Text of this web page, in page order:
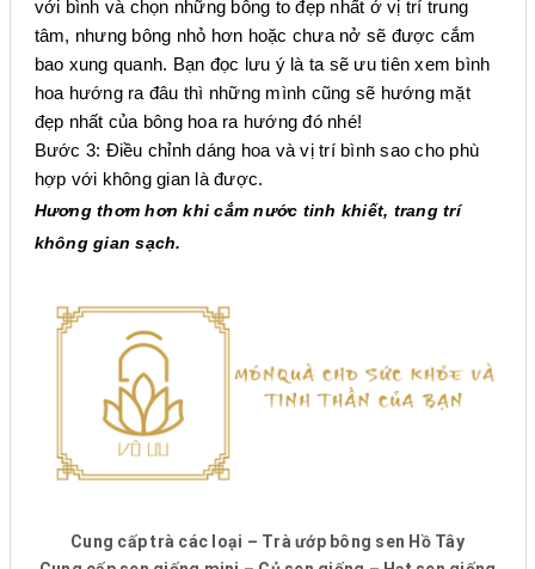
với bình và chọn những bông to đẹp nhất ở vị trí trung
tâm, nhưng bông nhỏ hơn hoặc chưa nở sẽ được cắm
bao xung quanh. Bạn đọc lưu ý là ta sẽ ưu tiên xem bình
hoa hướng ra đâu thì những mình cũng sẽ hướng mặt
đẹp nhất của bông hoa ra hướng đó nhé!
Bước 3: Điều chỉnh dáng hoa và vị trí bình sao cho phù
hợp với không gian là được.
Hương thơm hơn khi cắm nước tinh khiết, trang trí
không gian sạch.
Cung cấp trà các loại – Trà ướp bông sen Hồ Tây